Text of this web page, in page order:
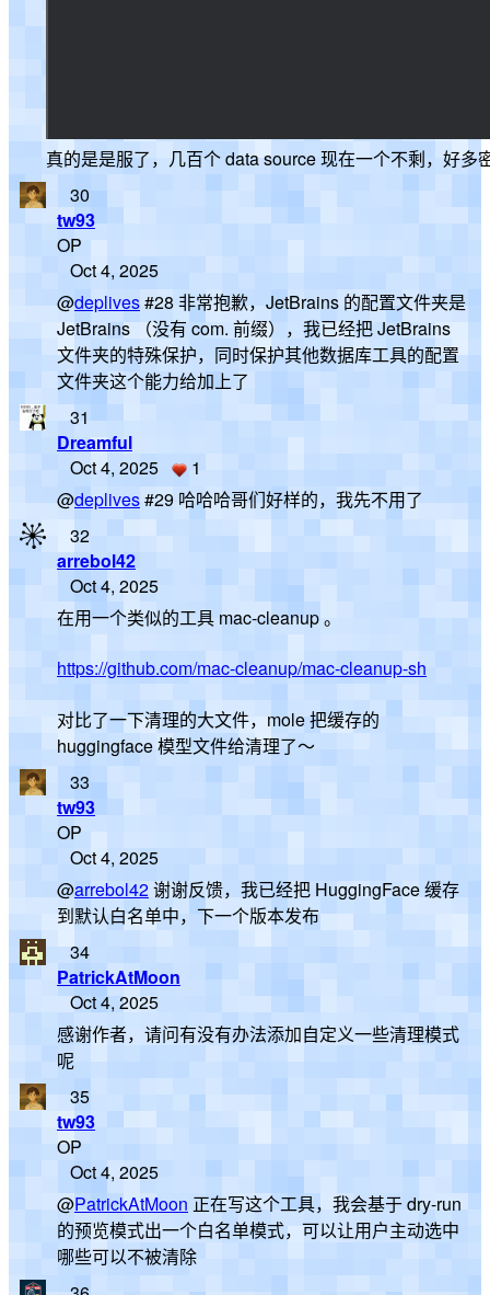
真的是是服了，几百个 data source 现在一个不剩，好多
30
tw93
OP
Oct 4, 2025
@deplives#28 非常抱歉，JetBrains 的配置文件夹是
JetBrains （没有 com. 前缀），我已经把 JetBrains
文件夹的特殊保护，同时保护其他数据库工具的配置
文件夹这个能力给加上了
31
Dreamful
Oct 4, 2025
1
@deplives#29 哈哈哈哥们好样的，我先不用了
32
arrebol42
Oct 4, 2025
在用一个类似的工具 mac-cleanup 。
https://github.com/mac-cleanup/mac-cleanup-sh
对比了一下清理的大文件，mole 把缓存的
huggingface 模型文件给清理了～
33
tw93
OP
Oct 4, 2025
@arrebol42谢谢反馈，我已经把 HuggingFace 缓存
到默认白名单中，下一个版本发布
34
PatrickAtMoon
Oct 4, 2025
感谢作者，请问有没有办法添加自定义一些清理模式
呢
35
tw93
OP
Oct 4, 2025
@PatrickAtMoon 正在写这个工具，我会基于 dry-run
的预览模式出一个白名单模式，可以让用户主动选中
哪些可以不被清除